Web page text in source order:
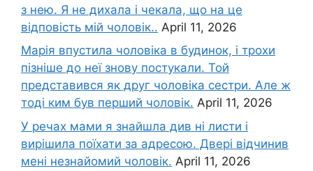
з нею. Я не дихала і чекала, що на це
відповість мій чоловік.. April 11, 2026
Марія впустила чоловіка в будинок, і трохи
пізніше до неї знову постукали. Той
представився як друг чоловіка сестри. Але ж
тоді ким був перший чоловік. April 11, 2026
У речах мами я знайшла див ні листи і
вирішила поїхати за адресою. Двері відчинив
мені незнайомий чоловік. April 11, 2026